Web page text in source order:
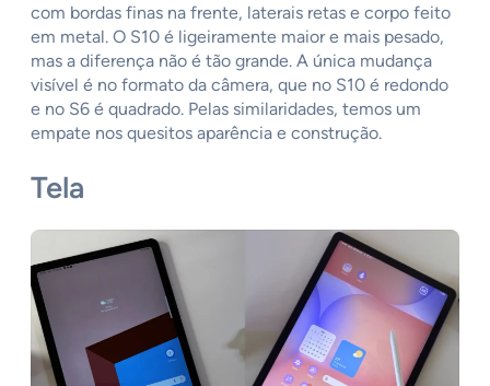
com bordas finas na frente, laterais retas e corpo feito
em metal. O S10 é ligeiramente maior e mais pesado,
mas a diferença não é tão grande. A única mudança
visível é no formato da câmera, que no S10 é redondo
e no S6 é quadrado. Pelas similaridades, temos um
empate nos quesitos aparência e construção.
Tela